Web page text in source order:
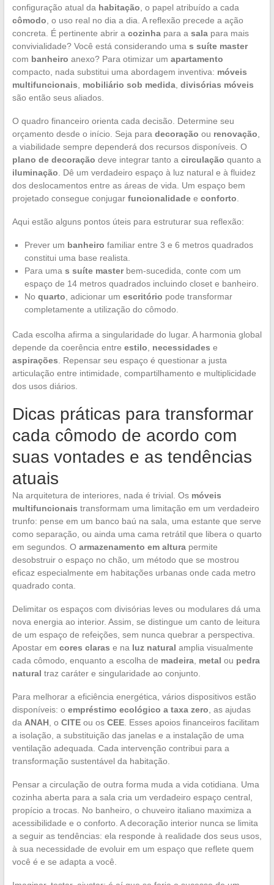
configuração atual da habitação , o papel atribuído a cada
cômodo , o uso real no dia a dia. A reflexão precede a ação
concreta. É pertinente abrir a cozinhapara a salapara mais
convivialidade? Você está considerando uma s suíte master
com banheiro anexo? Para otimizar um apartamento
compacto, nada substitui uma abordagem inventiva: móveis
multifuncionais
mobiliário sob medida, divisórias móveis
são então seus aliados.
O quadro financeiro orienta cada decisão. Determine seu
orçamento desde o início. Seja para decoração ou renovação
a viabilidade sempre dependerá dos recursos disponíveis. O
plano de decoração deve integrar tanto a circulação quanto a
iluminação . Dê um verdadeiro espaço à luz natural e à fluidez
dos deslocamentos entre as áreas de vida. Um espaço bem
projetado consegue conjugar funcionalidadee conforto
Aqui estão alguns pontos úteis para estruturar sua reflexão:
Prever um banheiro familiar entre 3 e 6 metros quadrados
constitui uma base realista.
Para uma s suíte masterbem-sucedida, conte com um
espaço de 14 metros quadrados incluindo closet e banheiro.
No quarto , adicionar um escritório pode transformar
completamente a utilização do cômodo.
Cada escolha afirma a singularidade do lugar. A harmonia global
depende da coerência entre estilo necessidades e
aspirações . Repensar seu espaço é questionar a justa
articulação entre intimidade, compartilhamento e multiplicidade
dos usos diários.
Dicas práticas para transformar
cada cômodo de acordo com
suas vontades e as tendências
atuais
Na arquitetura de interiores, nada é trivial. Os móveis
multifuncionais transformam uma limitação em um verdadeiro
trunfo: pense em um banco baú na sala, uma estante que serve
como separação, ou ainda uma cama retrátil que libera o quarto
em segundos. O armazenamento em alturapermite
desobstruir o espaço no chão, um método que se mostrou
eficaz especialmente em habitações urbanas onde cada metro
quadrado conta.
Delimitar os espaços com divisórias leves ou modulares dá uma
nova energia ao interior. Assim, se distingue um canto de leitura
de um espaço de refeições, sem nunca quebrar a perspectiva.
Apostar em cores claras e na luz natural amplia visualmente
cada cômodo, enquanto a escolha de madeira, metal ou pedra
natural traz caráter e singularidade ao conjunto.
Para melhorar a eficiência energética, vários dispositivos estão
disponíveis: o empréstimo ecológico a taxa zero , as ajudas
da ANAH, o CITEou os CEE. Esses apoios financeiros facilitam
a isolação, a substituição das janelas e a instalação de uma
ventilação adequada. Cada intervenção contribui para a
transformação sustentável da habitação.
Pensar a circulação de outra forma muda a vida cotidiana. Uma
cozinha aberta para a sala cria um verdadeiro espaço central,
propício a trocas. No banheiro, o chuveiro italiano maximiza a
acessibilidade e o conforto. A decoração interior nunca se limita
a seguir as tendências: ela responde à realidade dos seus usos,
à sua necessidade de evoluir em um espaço que reflete quem
você é e se adapta a você.